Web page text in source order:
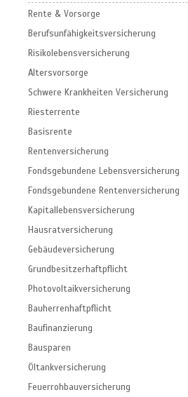
Rente & Vorsorge
Berufs­unfähigkeitsversicherung
Risikolebensversicherung
Altersvorsorge
Schwere Krankheiten Versicherung
Riesterrente
Basisrente
Rentenversicherung
Fondsgebundene Lebensversicherung
Fondsgebundene Rentenversicherung
Kapitallebensversicherung
Hausratversicherung
Gebäudeversicherung
Grundbesitzerhaftpflicht
Photovoltaikversicherung
Bauherrenhaftpflicht
Baufinanzierung
Bausparen
Öltankversicherung
Feuerrohbauversicherung